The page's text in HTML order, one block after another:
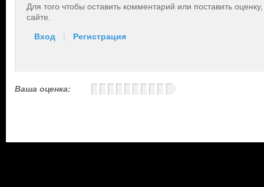
Для того чтобы оставить комментарий или поставить
сайте.
Вход | Регистрация
Ваша оценка: